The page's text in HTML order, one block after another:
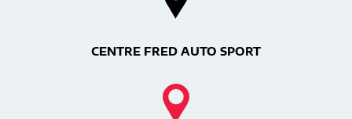
CENTRE FRED AUTO SPORT